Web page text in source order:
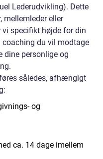
Lederudvikling). Dette
mellemleder eller
specifikt højde for din
coaching du vil modtage
dine personlige og
således, afhængigt
og
ca. 14 dage imellem